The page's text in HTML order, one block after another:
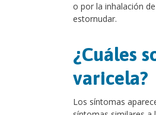
o por la inhalación
estornudar.
¿Cuáles
varicela?
Los síntomas